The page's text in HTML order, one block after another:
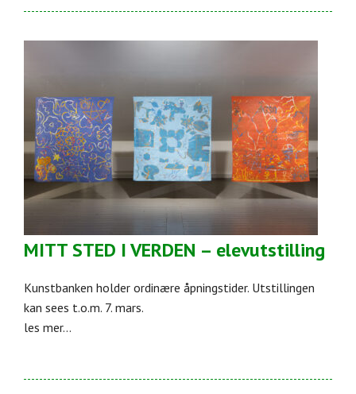
MITT STED I VERDEN – elevutstilling
Kunstbanken holder ordinære åpningstider. Utstillingen
kan sees t.o.m. 7. mars.
les mer...